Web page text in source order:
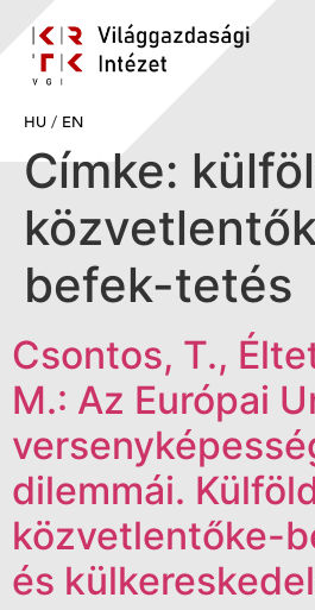
HU / EN
Címke:
befek-tetés
Csontos, T.,
M.: Az Európai
dilemmái.
közvetlentőke-
és